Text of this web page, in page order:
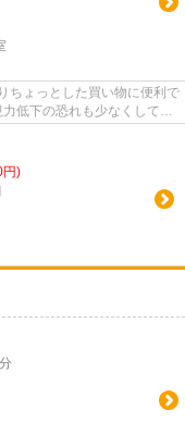
ちょっとした買い物に便利で
低下の恐れも少なくしてく
円)